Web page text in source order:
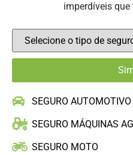
imperdíveis
SEGURO AUTOMOTIVO
SEGURO MÁQUINAS
SEGURO MOTO